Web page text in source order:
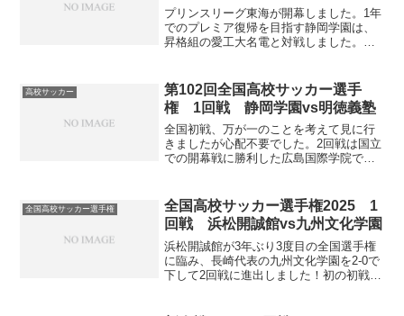
プリンスリーグ東海が開幕しました。1年
でのプレミア復帰を目指す静岡学園は、
昇格組の愛工大名電と対戦しました。愛
も力を付けてきており、昨年のインター
ハイ全国大会に出場して...
高校サッカー
第102回全国高校サッカー選手
権 1回戦 静岡学園vs明徳義塾
全国初戦、万が一のことを考えて見に行
きましたが心配不要でした。2回戦は国立
での開幕戦に勝利した広島国際学院で
ンバは春から続いた水野朔&大村海心コン
ビではなく、2年生D...
全国高校サッカー選手権
全国高校サッカー選手権2025 1
回戦 浜松開誠館vs九州文化学園
浜松開誠館が3年ぶり3度目の全国選手権
に臨み、長崎代表の九州文化学園を2-0で
下して2回戦に進出しました！初の初戦突